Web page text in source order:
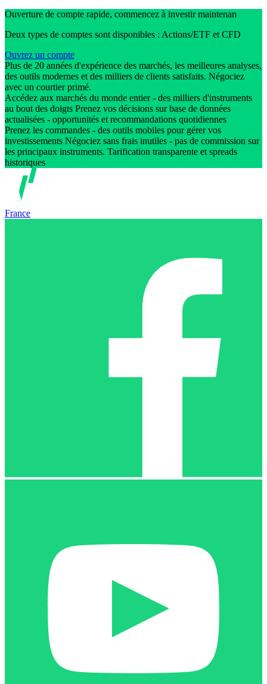
Ouverture de compte rapide, commencez à investir maintenan
Deux types de comptes sont disponibles : Actions/ETF et CFD
Ouvrez un compte
Plus de 20 années d'expérience des marchés, les meilleures analyses,
des outils modernes et des milliers de clients satisfaits. Négociez
avec un courtier primé.
Accédez aux marchés du monde entier - des milliers d'instruments
au bout des doigts Prenez vos décisions sur base de données
actualisées - opportunités et recommandations quotidiennes
Prenez les commandes - des outils mobiles pour gérer vos
investissements Négociez sans frais inutiles - pas de commission sur
les principaux instruments. Tarification transparente et spreads
historiques
France